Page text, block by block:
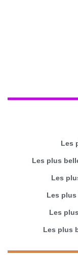
Les
Les plus
Les
Les
Les
Les plus